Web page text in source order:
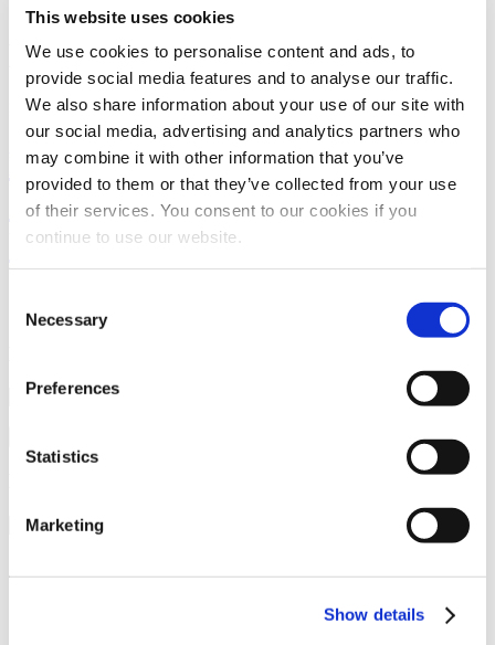
This website uses cookies
We use cookies to personalise content and ads, to
provide social media features and to analyse our traffic.
We also share information about your use of our site with
our social media, advertising and analytics partners who
may combine it with other information that you’ve
provided to them or that they’ve collected from your use
of their services. You consent to our cookies if you
continue to use our website.
Selection
Necessary
Preferences
Statistics
Marketing
Show details
Downloaden
Informatie eenvoudig downloaden
Klik hier om naar de actuele
downloads van onze
kunststoffen te gaan.
Energiemanagement - Energy Management System
Environmental Certificate - Environmental Management